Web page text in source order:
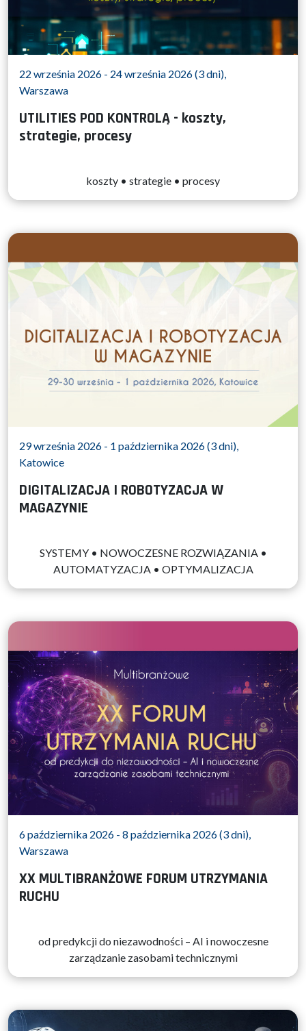
22 września 2026 - 24 września 2026 (3 dni),
Warszawa
UTILITIES POD KONTROLĄ - koszty,
strategie, procesy
koszty • strategie • procesy
29 września 2026 - 1 października 2026 (3 dni),
Katowice
DIGITALIZACJA I ROBOTYZACJA W
MAGAZYNIE
SYSTEMY • NOWOCZESNE ROZWIĄZANIA •
AUTOMATYZACJA • OPTYMALIZACJA
6 października 2026 - 8 października 2026 (3 dni),
Warszawa
XX MULTIBRANŻOWE FORUM UTRZYMANIA
RUCHU
od predykcji do niezawodności – AI i nowoczesne
zarządzanie zasobami technicznymi